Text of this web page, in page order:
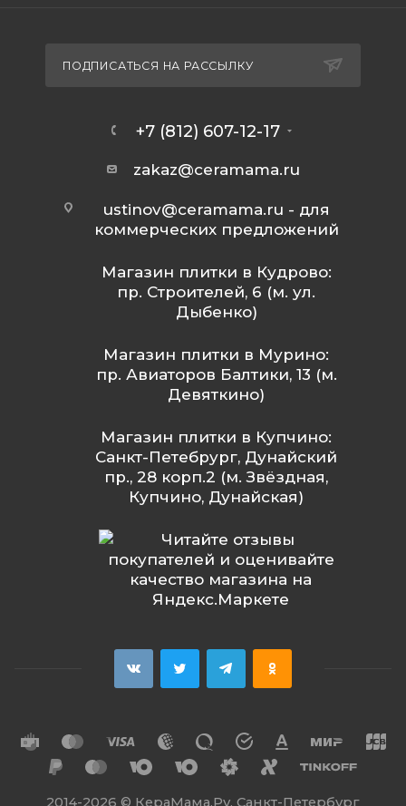
ПОДПИСАТЬСЯ НА РАССЫЛКУ
+7 (812) 607-12-17
zakaz@ceramama.ru
ustinov@ceramama.ru - для
коммерческих предложений
Магазин плитки в Кудрово:
пр. Строителей, 6 (м. ул.
Дыбенко)
Магазин плитки в Мурино:
пр. Авиаторов Балтики, 13 (м.
Девяткино)
Магазин плитки в Купчино:
Санкт-Петебрург, Дунайский
пр., 28 корп.2 (м. Звёздная,
Купчино, Дунайская)
2014-2026 © КераМама.Ру. Санкт-Петербург